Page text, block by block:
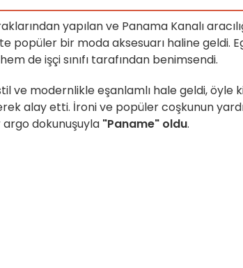
yapılan ve Panama Kanalı
popüler bir moda aksesuarı haline geldi.
de işçi sınıfı tarafından benimsendi.
ve modernlikle eşanlamlı hale geldi, öyle
alay etti. İroni ve popüler coşkunun
dokunuşuyla "Paname" oldu.